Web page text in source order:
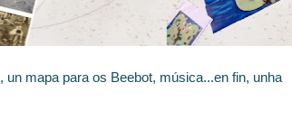
mapa para os Beebot, música...en fin, unha